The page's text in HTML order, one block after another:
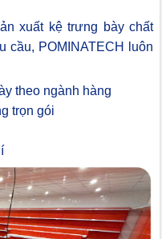
xuất kệ trưng bày chất
cầu, POMINATECH luôn
theo ngành hàng
trọn gói